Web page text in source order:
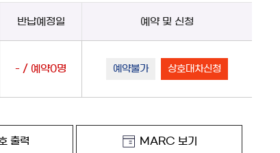
반납예정일 예약 및 신청
- / 예약0명 예약불가 상호대차신청
출력 MARC 보기